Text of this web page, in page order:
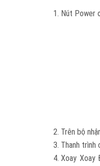
Nút Power
Trên bộ
Thanh trình
Xoay Xoay